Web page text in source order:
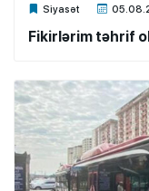
Siyasət
Xalq.Online
Fikirlərim təhrif